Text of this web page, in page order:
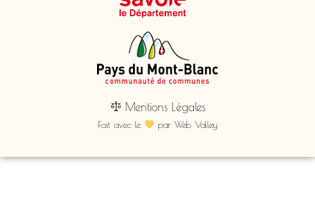
Mentions Légales
Fait avec le ​ par Web Valley